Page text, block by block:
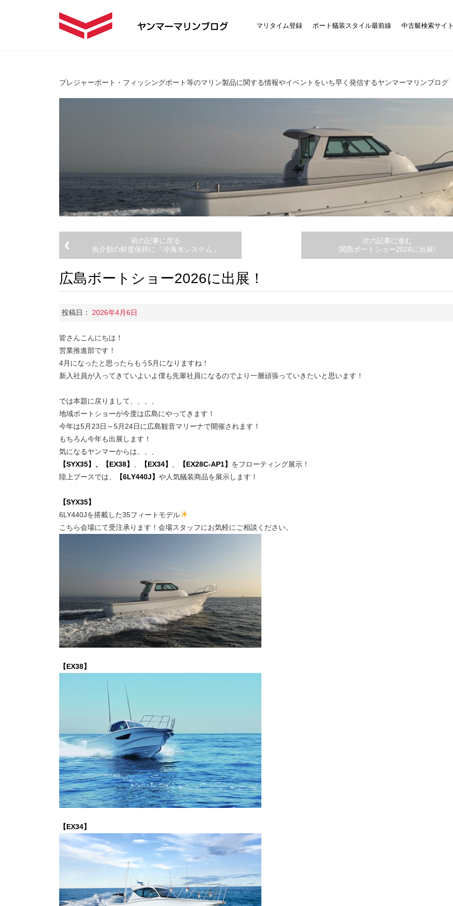
マリタイム登録 ボート艤装スタイル最前線 中古艇検索サイト
プレジャーボート・フィッシングボート等のマリン製品に関する情報やイベントをいち早く発信するヤンマーマリンブログ
前の記事に戻る
魚介類の鮮度保持に「冷海水システム」
次の記事に進む
関西ボートショー2026に出展!
広島ボートショー2026に出展！
投稿日： 2026年4月6日
皆さんこんにちは！
営業推進部です！
4月になったと思ったらもう5月になりますね！
新入社員が入ってきていよいよ僕も先輩社員になるのでより一層頑張っていきたいと思います！
では本題に戻りまして、、、、
地域ボートショーが今度は広島にやってきます！
今年は5月23日～5月24日に広島観音マリーナで開催されます！
もちろん今年も出展します！
気になるヤンマーからは、、、
【SYX35】、
【EX38】 【EX34】 【EX28C-AP1】 をフローティング展示！
陸上ブースでは、
【6LY440J】 や人気艤装商品を展示します！
【SYX35】
6LY440Jを搭載した35フィートモデル
こちら会場にて受注承ります！会場スタッフにお気軽にご相談ください。
【EX38】
【EX34】